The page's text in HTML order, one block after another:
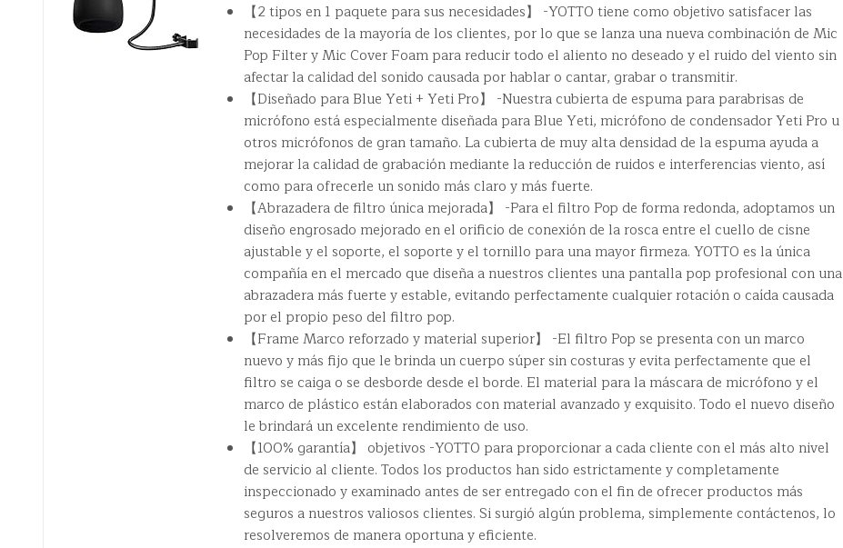
【2 tipos en 1 paquete para sus necesidades】 -YOTTO tiene como objetivo satisfacer las
necesidades de la mayoría de los clientes, por lo que se lanza una nueva combinación de Mic
Pop Filter y Mic Cover Foam para reducir todo el aliento no deseado y el ruido del viento sin
afectar la calidad del sonido causada por hablar o cantar, grabar o transmitir.
【Diseñado para Blue Yeti + Yeti Pro】 -Nuestra cubierta de espuma para parabrisas de
micrófono está especialmente diseñada para Blue Yeti, micrófono de condensador Yeti Pro u
otros micrófonos de gran tamaño. La cubierta de muy alta densidad de la espuma ayuda a
mejorar la calidad de grabación mediante la reducción de ruidos e interferencias viento, así
como para ofrecerle un sonido más claro y más fuerte.
【Abrazadera de filtro única mejorada】 -Para el filtro Pop de forma redonda, adoptamos un
diseño engrosado mejorado en el orificio de conexión de la rosca entre el cuello de cisne
ajustable y el soporte, el soporte y el tornillo para una mayor firmeza. YOTTO es la única
compañía en el mercado que diseña a nuestros clientes una pantalla pop profesional con una
abrazadera más fuerte y estable, evitando perfectamente cualquier rotación o caída causada
por el propio peso del filtro pop.
【Frame Marco reforzado y material superior】 -El filtro Pop se presenta con un marco
nuevo y más fijo que le brinda un cuerpo súper sin costuras y evita perfectamente que el
filtro se caiga o se desborde desde el borde. El material para la máscara de micrófono y el
marco de plástico están elaborados con material avanzado y exquisito. Todo el nuevo diseño
le brindará un excelente rendimiento de uso.
【100% garantía】 objetivos -YOTTO para proporcionar a cada cliente con el más alto nivel
de servicio al cliente. Todos los productos han sido estrictamente y completamente
inspeccionado y examinado antes de ser entregado con el fin de ofrecer productos más
seguros a nuestros valiosos clientes. Si surgió algún problema, simplemente contáctenos, lo
resolveremos de manera oportuna y eficiente.